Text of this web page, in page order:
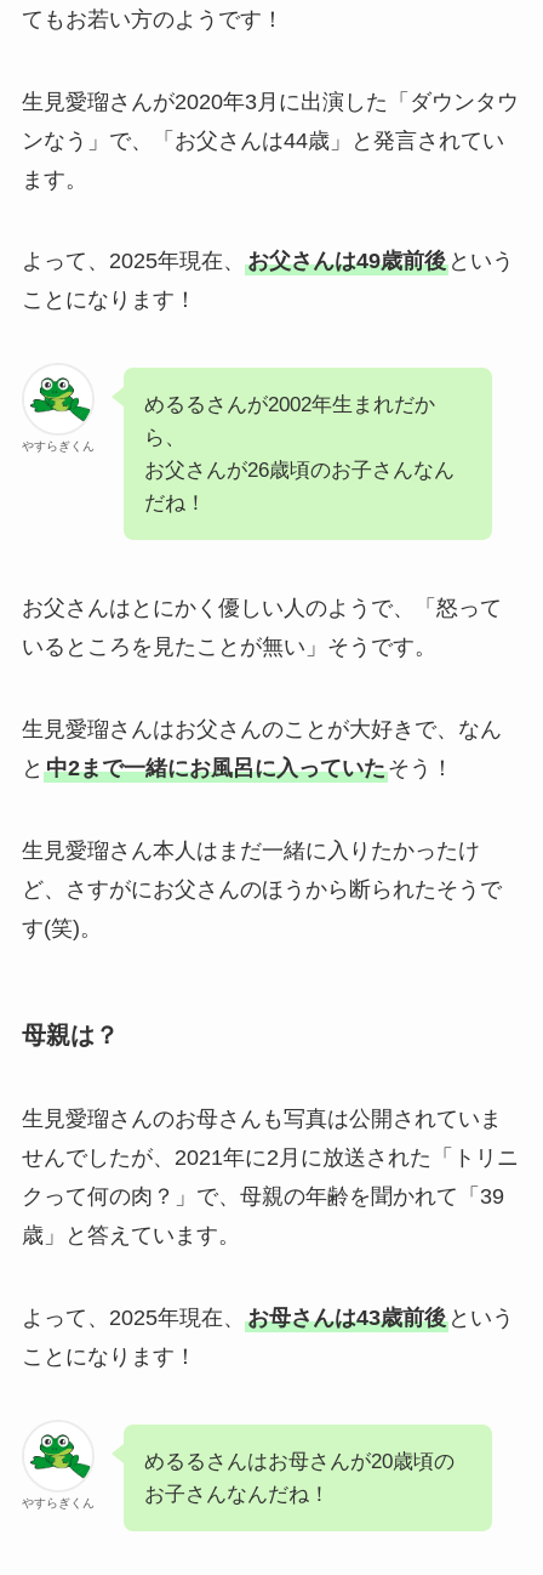
てもお若い方のようです！
生見愛瑠さんが2020年3月に出演した「ダウンタウ
ンなう」で、「お父さんは44歳」と発言されてい
ます。
よって、2025年現在、 お父さんは49歳前後という
ことになります！
やすらぎくん
めるるさんが2002年生まれだか
ら、
お父さんが26歳頃のお子さんなん
だね！
お父さんはとにかく優しい人のようで、「怒って
いるところを見たことが無い」そうです。
生見愛瑠さんはお父さんのことが大好きで、なん
と 中2まで一緒にお風呂に入っていたそう！
生見愛瑠さん本人はまだ一緒に入りたかったけ
ど、さすがにお父さんのほうから断られたそうで
す(笑)。
母親は？
生見愛瑠さんのお母さんも写真は公開されていま
せんでしたが、2021年に2月に放送された「トリニ
クって何の肉？」で、母親の年齢を聞かれて「39
歳」と答えています。
よって、2025年現在、 お母さんは43歳前後という
ことになります！
やすらぎくん
めるるさんはお母さんが20歳頃の
お子さんなんだね！